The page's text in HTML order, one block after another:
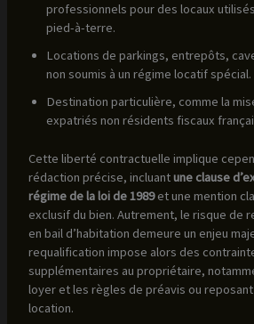
professionnels pour des locaux
pied-à-terre.
Locations de parkings, entrepôts,
non soumis à un régime locatif spécial.
Destination particulière, comme la
expatriés non résidents fiscaux
Cette liberté contractuelle implique
rédaction précise, incluantune clause
régime de la loi de 1989et une mention
exclusif du bien. Autrement, le risque de
en bail d’habitation demeure un enjeu
requalification impose alors des
supplémentaires au propriétaire,
loyer et les règles de préavis ou
location.